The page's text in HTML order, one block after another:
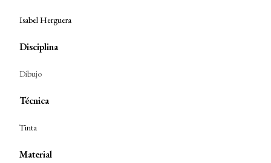
Isabel Herguera
Disciplina
Dibujo
Técnica
Tinta
Material